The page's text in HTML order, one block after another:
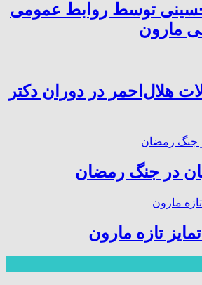
توسط روابط عمومی
مارون
هلال‌احمر در دوران دکتر
در جنگ رمضان
تازه مارون